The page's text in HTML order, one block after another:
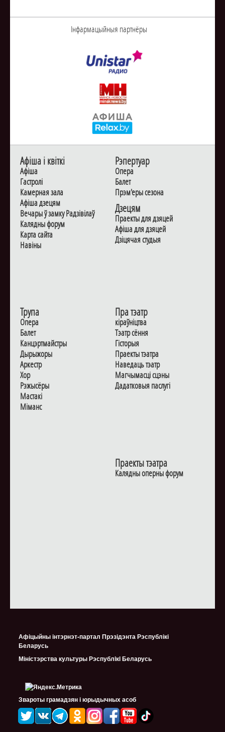
Інфармацыйныя партнёры
Афiша i квiткi
Афiша
Гастролi
Камерная зала
Афiша дзецям
Вечары ў замку Радзiвiлаў
Калядны форум
Карта сайта
Навiны
Рэпертуар
Опера
Балет
Прэм'еры сезона
Дзецям
Праекты для дзяцей
Афiша для дзяцей
Дзiцячая студыя
Трупа
Опера
Балет
Канцэртмайстры
Дырыжоры
Аркестр
Хор
Рэжысёры
Мастакі
Мiманс
Пра тэатр
кіраўніцтва
Тэатр сёння
Гiсторыя
Праекты тэатра
Наведаць тэатр
Магчымасцi сцэны
Дадаткoвыя паслугi
Праекты тэатра
Калядны оперны форум
Афіцыйны інтэрнэт-партал Прэзідэнта Рэспублікі
Беларусь
Міністэрства культуры Рэспублiкi Беларусь
Звароты грамадзян і юрыдычных асоб